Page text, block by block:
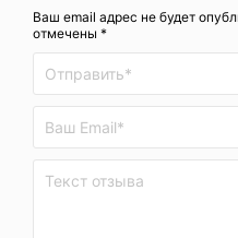
Ваш email адрес не будет
отмечены *